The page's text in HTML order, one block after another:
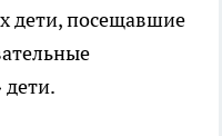
дети, посещавшие